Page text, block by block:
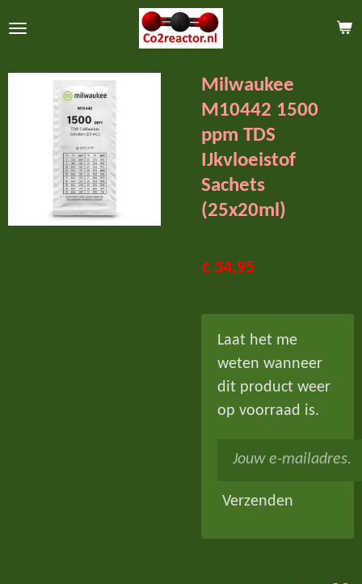
Ga
hoofdinhoud
Milwaukee
M10442 1500
ppm TDS
IJkvloeistof
Sachets
(25x20ml)
€ 34,95
Laat het me
weten wanneer
dit product weer
op voorraad is.
Verzenden